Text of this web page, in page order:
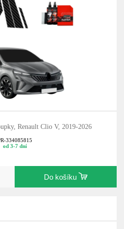
Renault Clio V, 2019-2026
334085815
od 3-7 dní
Do košíku